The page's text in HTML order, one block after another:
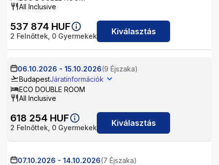
All Inclusive
537 874 HUF
2 Felnőttek, 0 Gyermekek Kiválasztás
06.10.2026 - 15.10.2026(9 Éjszaka)
BudapestJáratinformációk
ECO DOUBLE ROOM
All Inclusive
618 254 HUF
2 Felnőttek, 0 Gyermekek Kiválasztás
07.10.2026 - 14.10.2026(7 Éjszaka)